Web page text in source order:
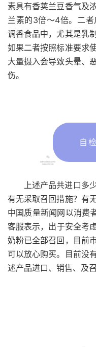
素具有香荚兰豆香气及
兰素的3倍～4倍。二
调香食品中，尤其是乳
如果二者按照标准要求
大量摄入会导致头晕、
伤。
自
上述产品共进口多
有无采取召回措施？有
中国质量新闻网以消费
客服表示，出于安全考
奶粉已全部召回，目前
可以放心购买。目前没
述产品进口、销售、及